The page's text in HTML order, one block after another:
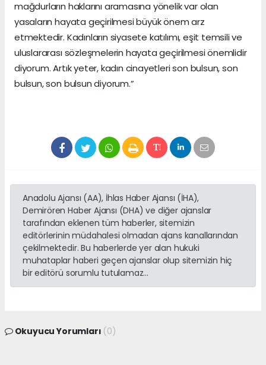
mağdurların haklarını aramasına yönelik var olan
yasaların hayata geçirilmesi büyük önem arz
etmektedir. Kadınların siyasete katılımı, eşit temsili ve
uluslararası sözleşmelerin hayata geçirilmesi önemlidir
diyorum. Artık yeter, kadın cinayetleri son bulsun, son
bulsun, son bulsun diyorum.”
Anadolu Ajansı (AA), İhlas Haber Ajansı (İHA),
Demirören Haber Ajansı (DHA) ve diğer ajanslar
tarafından eklenen tüm haberler, sitemizin
editörlerinin müdahalesi olmadan ajans kanallarından
çekilmektedir. Bu haberlerde yer alan hukuki
muhataplar haberi geçen ajanslar olup sitemizin hiç
bir editörü sorumlu tutulamaz...
Okuyucu Yorumları (0)